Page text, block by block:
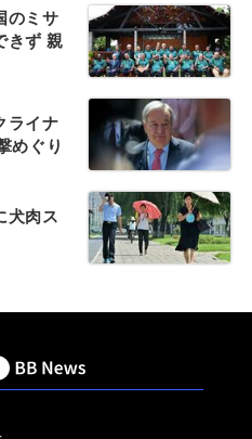
のミサ
きず 親
ライナ
めぐり
犬肉ス